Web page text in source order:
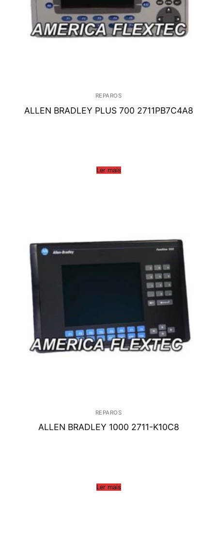
REPAROS
ALLEN BRADLEY PLUS 700 2711PB7C4A8
Ler mais
REPAROS
ALLEN BRADLEY 1000 2711-K10C8
Ler mais